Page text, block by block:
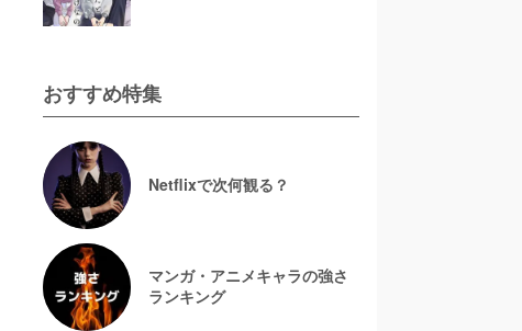
おすすめ特集
Netflixで次何観る？
マンガ・アニメキャラの強さ
ランキング